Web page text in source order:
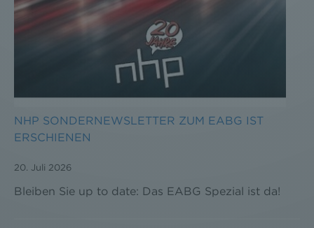
NHP SONDERNEWSLETTER ZUM EABG IST
ERSCHIENEN
20. Juli 2026
Bleiben Sie up to date: Das EABG Spezial ist da!
Datenschutzerklärung